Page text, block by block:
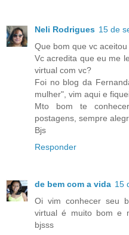
Neli Rodrigues 15 de
Que bom que vc aceitou
Vc acredita que eu me
virtual com vc?
Foi no blog da
mulher", vim aqui e
Mto bom te
postagens, sempre
Bjs
Responder
de bem com a vida 15
Oi vim conhecer seu
virtual é muito bom e
bjsss